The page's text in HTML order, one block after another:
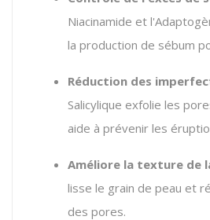
Niacinamide et
la production de sébum
Réduction des
Salicylique exfolie les
aide à prévenir les
Améliore la texture de
lisse le grain de peau et
des pores.